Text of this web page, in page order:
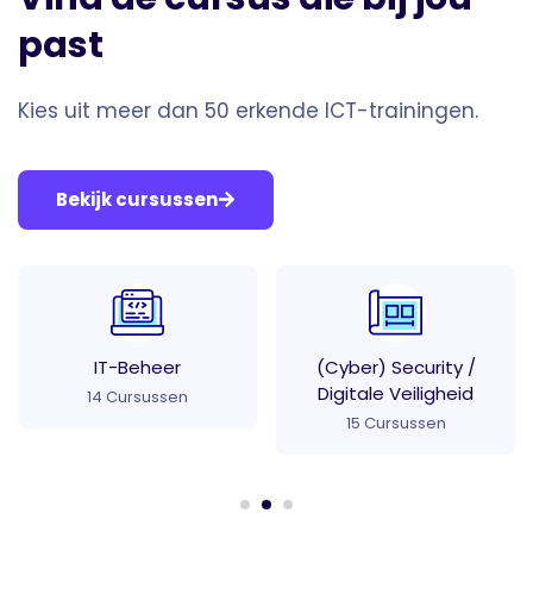
past
Kies uit meer dan 50 erkende ICT-trainingen.
Bekijk cursussen
IT-Beheer
Cursussen
(Cyber) Security /
Digitale Veiligheid
Cursussen